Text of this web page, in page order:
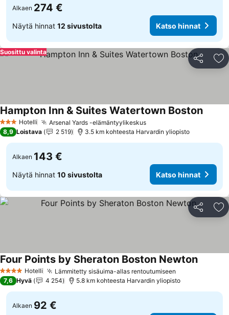
Alkaen 274 €
Näytä hinnat 12 sivustolta Katso hinnat
Jaa
Suosittu valinta
3 Tähtiluokitus
Hotelli Arsenal Yards -elämäntyylikeskus
Hampton Inn & Suites Watertown Boston
8,9 Loistava 2 519 3.5 km kohteesta Harvardin yliopisto
Alkaen 143 €
Näytä hinnat 10 sivustolta Katso hinnat
Jaa
4 Tähtiluokitus
Hotelli Lämmitetty sisäuima-allas rentoutumiseen
Four Points by Sheraton Boston Newton
7,6 Hyvä 4 254 5.8 km kohteesta Harvardin yliopisto
Alkaen 92 €